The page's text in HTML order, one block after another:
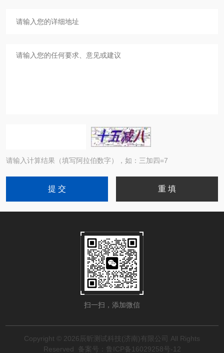
请输入计算结果（填写阿拉伯数字），如：三加四=7
扫一扫，添加微信
Copyright © 2026辰昕测试科技(济南)有限公司 All Rights
Reserved
备案号：鲁ICP备16029258号-12